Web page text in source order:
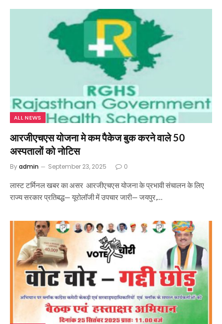
ALL NEWS
आरजीएचएस योजना मे कम पैकेज बुक करने वाले 50
अस्पतालों को नोटिस
Byadmin September 23, 2025 0
लास्ट टर्मिनल खबर का असर आरजीएचएस योजना के प्रभावी संचालन के लिए
राज्य सरकार प्रतिबद्ध— यूरोलॉजी में उपचार जारी— जयपुर,…